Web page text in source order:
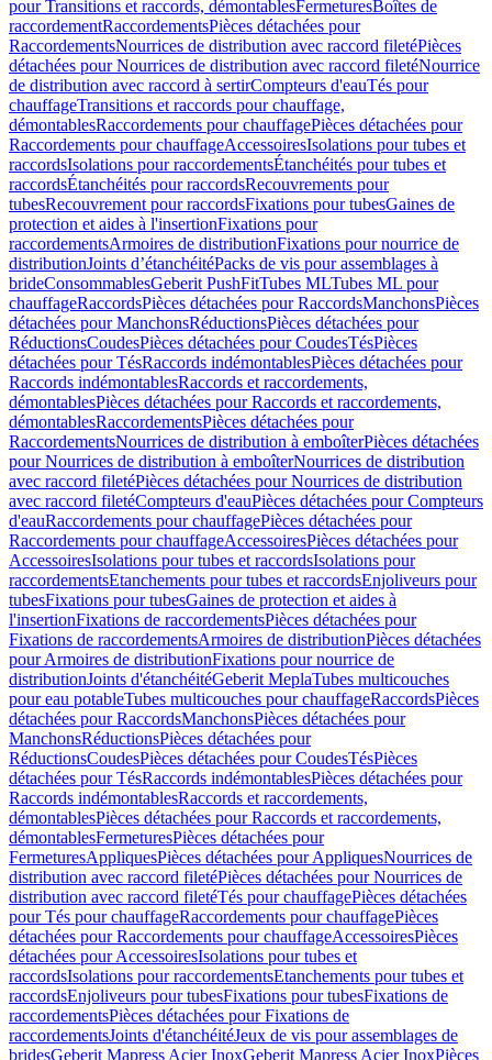
pour Transitions et raccords, démontablesFermeturesBoîtes de
raccordementRaccordementsPièces détachées pour
RaccordementsNourrices de distribution avec raccord filetéPièces
détachées pour Nourrices de distribution avec raccord filetéNourrice
de distribution avec raccord à sertirCompteurs d'eauTés pour
chauffageTransitions et raccords pour chauffage,
démontablesRaccordements pour chauffagePièces détachées pour
Raccordements pour chauffageAccessoiresIsolations pour tubes et
raccordsIsolations pour raccordementsÉtanchéités pour tubes et
raccordsÉtanchéités pour raccordsRecouvrements pour
tubesRecouvrement pour raccordsFixations pour tubesGaines de
protection et aides à l'insertionFixations pour
raccordementsArmoires de distributionFixations pour nourrice de
distributionJoints d’étanchéitéPacks de vis pour assemblages à
brideConsommablesGeberit PushFitTubes MLTubes ML pour
chauffageRaccordsPièces détachées pour RaccordsManchonsPièces
détachées pour ManchonsRéductionsPièces détachées pour
RéductionsCoudesPièces détachées pour CoudesTésPièces
détachées pour TésRaccords indémontablesPièces détachées pour
Raccords indémontablesRaccords et raccordements,
démontablesPièces détachées pour Raccords et raccordements,
démontablesRaccordementsPièces détachées pour
RaccordementsNourrices de distribution à emboîterPièces détachées
pour Nourrices de distribution à emboîterNourrices de distribution
avec raccord filetéPièces détachées pour Nourrices de distribution
avec raccord filetéCompteurs d'eauPièces détachées pour Compteurs
d'eauRaccordements pour chauffagePièces détachées pour
Raccordements pour chauffageAccessoiresPièces détachées pour
AccessoiresIsolations pour tubes et raccordsIsolations pour
raccordementsEtanchements pour tubes et raccordsEnjoliveurs pour
tubesFixations pour tubesGaines de protection et aides à
l'insertionFixations de raccordementsPièces détachées pour
Fixations de raccordementsArmoires de distributionPièces détachées
pour Armoires de distributionFixations pour nourrice de
distributionJoints d'étanchéitéGeberit MeplaTubes multicouches
pour eau potableTubes multicouches pour chauffageRaccordsPièces
détachées pour RaccordsManchonsPièces détachées pour
ManchonsRéductionsPièces détachées pour
RéductionsCoudesPièces détachées pour CoudesTésPièces
détachées pour TésRaccords indémontablesPièces détachées pour
Raccords indémontablesRaccords et raccordements,
démontablesPièces détachées pour Raccords et raccordements,
démontablesFermeturesPièces détachées pour
FermeturesAppliquesPièces détachées pour AppliquesNourrices de
distribution avec raccord filetéPièces détachées pour Nourrices de
distribution avec raccord filetéTés pour chauffagePièces détachées
pour Tés pour chauffageRaccordements pour chauffagePièces
détachées pour Raccordements pour chauffageAccessoiresPièces
détachées pour AccessoiresIsolations pour tubes et
raccordsIsolations pour raccordementsEtanchements pour tubes et
raccordsEnjoliveurs pour tubesFixations pour tubesFixations de
raccordementsPièces détachées pour Fixations de
raccordementsJoints d'étanchéitéJeux de vis pour assemblages de
bridesGeberit Mapress Acier InoxGeberit Mapress Acier InoxPièces